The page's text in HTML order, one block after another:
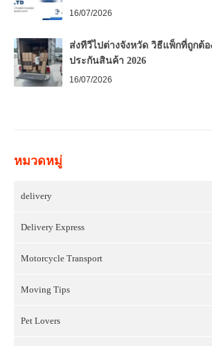
16/07/2026
ส่งทีวีไปต่างจังหวัด วิธีแพ็กที่ถูกต้อ
ประกันสินค้า 2026
16/07/2026
หมวดหมู่
delivery
Delivery Express
Motorcycle Transport
Moving Tips
Pet Lovers